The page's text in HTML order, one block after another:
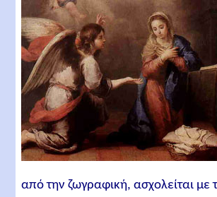
από την ζωγραφική, ασχολείται με